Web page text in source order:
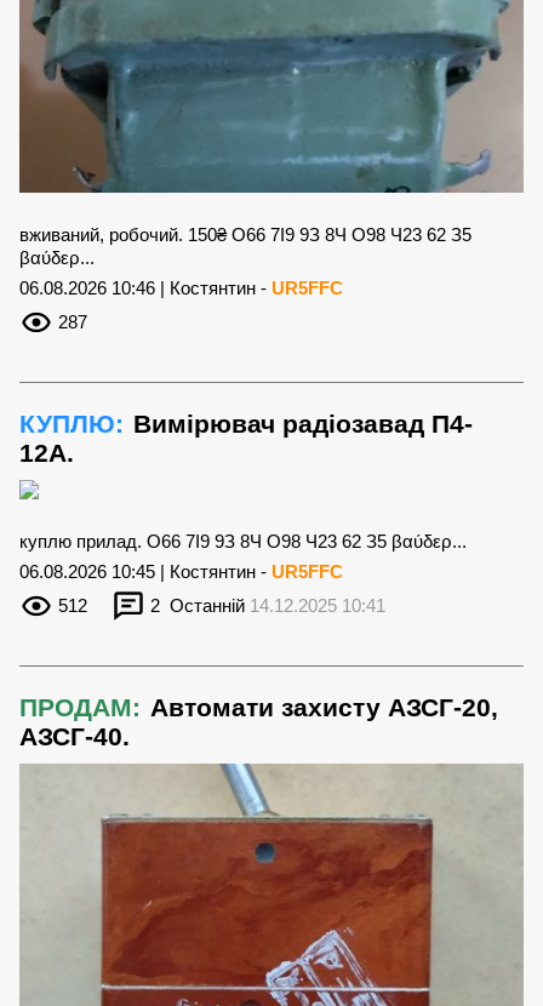
вживаний, робочий. 150₴ О66 7І9 9З 8Ч О98 Ч23 62 З5
βαύδερ...
06.08.2026 10:46 | Костянтин - UR5FFC
287
КУПЛЮ: Вимірювач радіозавад П4-
12А.
куплю прилад. О66 7І9 9З 8Ч О98 Ч23 62 З5 βαύδερ...
06.08.2026 10:45 | Костянтин - UR5FFC
512
2 Останній 14.12.2025 10:41
ПРОДАМ: Автомати захисту АЗСГ-20,
АЗСГ-40.